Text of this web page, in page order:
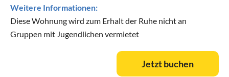
Kinderstuhl usw. werden zu 100 % erstattet, wenn der
Mieter den Mietvertrag storniert.
Weitere Informationen:
Diese Wohnung wird zum Erhalt der Ruhe nicht an
Gruppen mit Jugendlichen vermietet
Jetzt buchen